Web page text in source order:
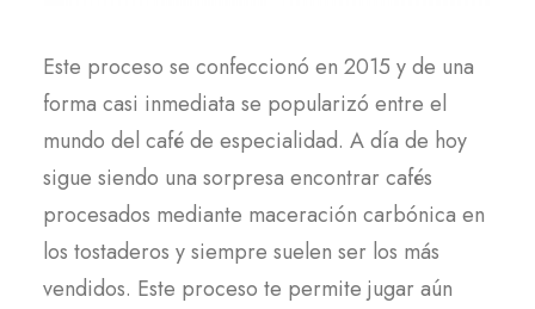
Este proceso se confeccionó en 2015 y de una
forma casi inmediata se popularizó entre el
mundo del café de especialidad. A día de hoy
sigue siendo una sorpresa encontrar cafés
procesados mediante maceración carbónica en
los tostaderos y siempre suelen ser los más
vendidos. Este proceso te permite jugar aún